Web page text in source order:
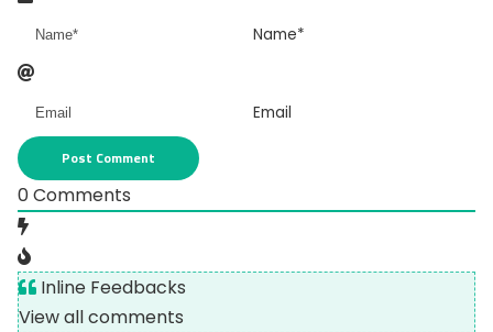
Name*
Email
0Comments
Inline Feedbacks
View all comments